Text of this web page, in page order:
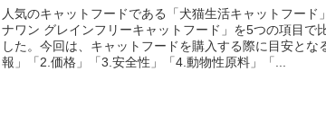
人気のキャットフードである「犬猫生活キャットフード
ナワン グレインフリーキャットフード」を5つの項目で
した。今回は、キャットフードを購入する際に目安とな
報」「2.価格」「3.安全性」「4.動物性原料」「...